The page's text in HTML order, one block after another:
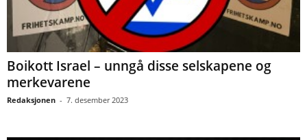
Boikott Israel – unngå disse selskapene og
merkevarene
Redaksjonen - 7. desember 2023